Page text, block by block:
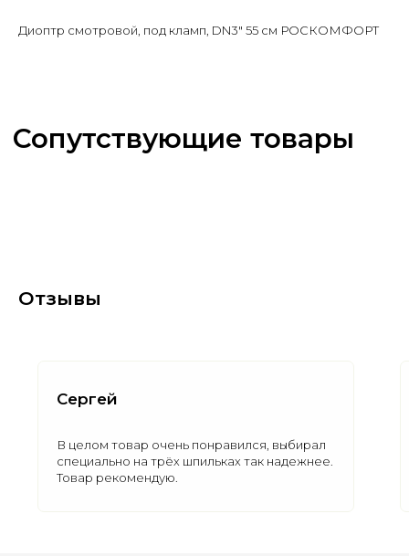
Диоптр смотровой, под кламп, DN3" 55 см РОСКОМФОРТ
Отзывы
Сергей
В целом товар очень понравился, выбирал
специально на трёх шпильках так надежнее.
Товар рекомендую.